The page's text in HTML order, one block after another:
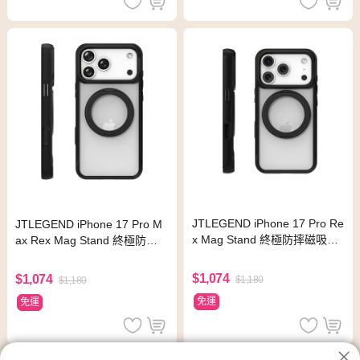
JTLEGEND iPhone 17 Pro M
ax Rex Mag Stand 終極防摔
$1,074 $1,180
免運
JTLEGEND iPhone 17 Pro Re
x Mag Stand 終極防摔磁吸支
$1,074 $1,180
免運